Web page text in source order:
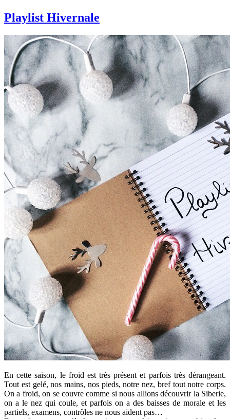
Playlist Hivernale
En cette saison, le froid est très présent et parfois très dérangeant.
Tout est gelé, nos mains, nos pieds, notre nez, bref tout notre corps.
On a froid, on se couvre comme si nous allions découvrir la Siberie,
on a le nez qui coule, et parfois on a des baisses de morale et les
partiels, examens, contrôles ne nous aident pas…